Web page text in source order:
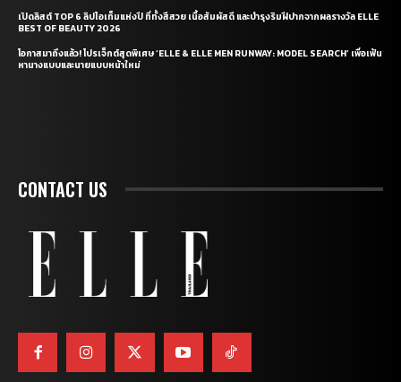
เปิดลิสต์ TOP 6 ลิปไอเท็มแห่งปี ที่ทั้งสีสวย เนื้อสัมผัสดี และบำรุงริมฝีปากจากผลรางวัล ELLE
BEST OF BEAUTY 2026
โอกาสมาถึงแล้ว! โปรเจ็กต์สุดพิเศษ ‘ELLE & ELLE MEN RUNWAY: MODEL SEARCH’ เพื่อเฟ้น
หานางแบบและนายแบบหน้าใหม่
CONTACT US